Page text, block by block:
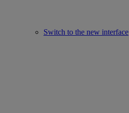
Switch to the new interface